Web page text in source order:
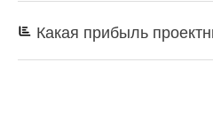
Какая прибыль